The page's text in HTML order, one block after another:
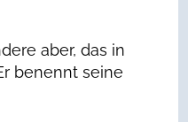
aber, das in
benennt seine